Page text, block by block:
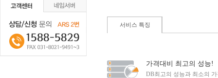
서비스 특징
가격대비 최고의 성능!
DB최고의 성능과 최소의